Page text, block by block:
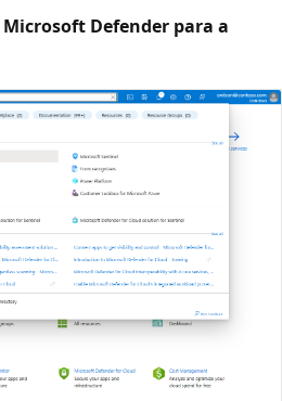
Microsoft Defender para a